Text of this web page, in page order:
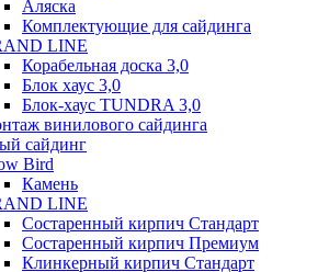
Аляска
Комплектующие для сайдинга
LINE
Корабельная доска 3,0
Блок хаус 3,0
Блок-хаус TUNDRA 3,0
винилового сайдинга
сайдинг
Bird
Камень
LINE
Состаренный кирпич Стандарт
Состаренный кирпич Премиум
Клинкерный кирпич Стандарт